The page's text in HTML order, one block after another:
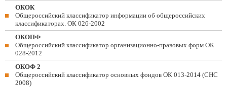
ОКОК
Общероссийский классификатор информации об общероссийских
классификаторах. ОК 026-2002
ОКОПФ
Общероссийский классификатор организационно-правовых форм ОК
028-2012
ОКОФ 2
Общероссийский классификатор основных фондов ОК 013-2014 (СНС
2008)